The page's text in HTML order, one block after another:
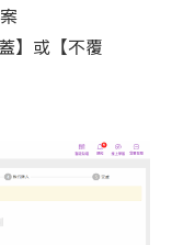
】或【不覆